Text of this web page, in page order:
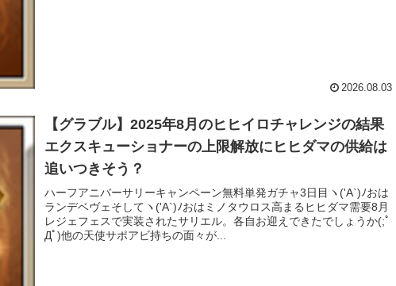
2026.08.03
【グラブル】2025年8月のヒヒイロチャレンジの結果
エクスキューショナーの上限解放にヒヒダマの供給は
追いつきそう？
ハーフアニバーサリーキャンペーン無料単発ガチャ3日目ヽ('A`)ﾉおは
ランデベヴェそしてヽ('A`)ﾉおはミノタウロス高まるヒヒダマ需要8月
レジェフェスで実装されたサリエル。各自お迎えできたでしょうか(;ﾟ
Дﾟ)他の天使サポアビ持ちの面々が...